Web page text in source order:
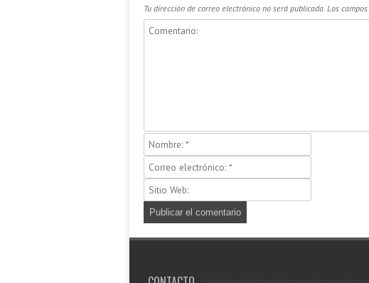
Tu dirección de correo electrónico no será publicada. Los